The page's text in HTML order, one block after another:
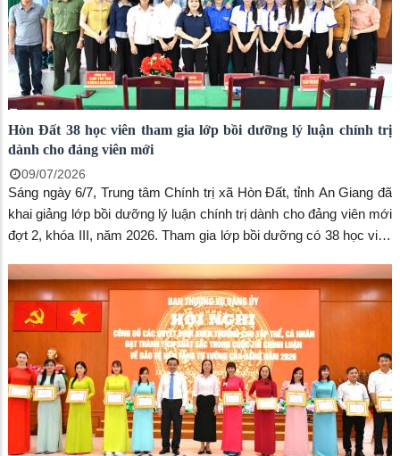
Hòn Đất 38 học viên tham gia lớp bồi dưỡng lý luận chính trị
dành cho đảng viên mới
09/07/2026
Sáng ngày 6/7, Trung tâm Chính trị xã Hòn Đất, tỉnh An Giang đã
khai giảng lớp bồi dưỡng lý luận chính trị dành cho đảng viên mới
đợt 2, khóa III, năm 2026. Tham gia lớp bồi dưỡng có 38 học viên
Bình Giang.